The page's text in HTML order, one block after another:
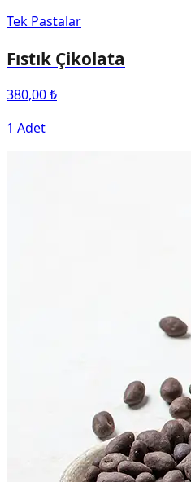
Tek Pastalar
Fıstık Çikolata
380,00 ₺
1 Adet